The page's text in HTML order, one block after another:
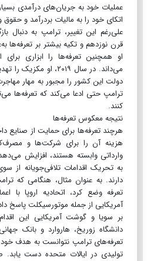
عملیات خود به جریان‌های درآمدی
اتکای خود را به مالیات بردرآمد و حقوق
علی‌رغم این تغییر، ترامپ به دنبال
قرن نوزدهم و تکیه بیشتر بر تعرفه‌ها
او همچنین تعرفه‌ها را ابزاری برای
می‌داند. در سال ۲۰۱۹، او
دولت این کشور را مجبور به مهار
ترامپ حتی ادعا می‌کند که تعرفه‌ها
کنند.
نتیجه معکوس تعرفه‌ها
هرچند تعرفه‌ها برای حمایت از صنایع
هزینه آن را برای شرکت‌ها و
وارداتی وابسته هستند، افزایش
به تحریک اقدامات تلافی‌جویانه از
دارند. به عنوان مثال، هنگامی که
تعرفه وضع کرد، اتحادیه اروپا با
آمریکایی از جمله موتورسیکلت پاسخ
بر سویا و گوشت آمریکایی این
دانشگاه زوریخ، هاروارد و بانک
تعرفه‌های ترامپ نتوانست به هدف خود
تولیدی در ایالات متحده دست یابد.